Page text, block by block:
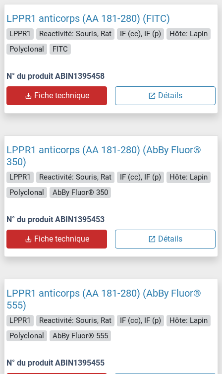
LPPR1 anticorps (AA 181-280) (FITC)
LPPR1 Reactivité: Souris, Rat IF (cc), IF (p)
Hôte: Lapin
Polyclonal
FITC
N° du produit ABIN1395458
Fiche technique Détails
LPPR1 anticorps (AA 181-280) (AbBy Fluor®
350)
LPPR1 Reactivité: Souris, Rat IF (cc), IF (p)
Hôte: Lapin
Polyclonal
AbBy Fluor® 350
N° du produit ABIN1395453
Fiche technique Détails
LPPR1 anticorps (AA 181-280) (AbBy Fluor®
555)
LPPR1 Reactivité: Souris, Rat IF (cc), IF (p)
Hôte: Lapin
Polyclonal
AbBy Fluor® 555
N° du produit ABIN1395455